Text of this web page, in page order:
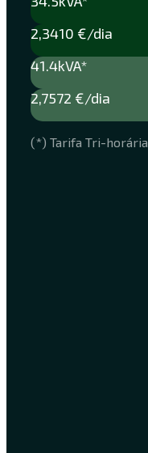
2,3410 €/dia
41.4kVA*
2,7572 €/dia
(*) Tarifa Tri-horária